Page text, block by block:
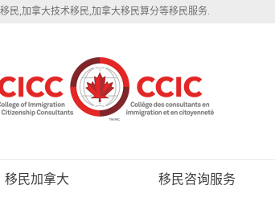
民,加拿大技术移民,加拿大移民算分等移民服务.
移民加拿大 移民咨询服务